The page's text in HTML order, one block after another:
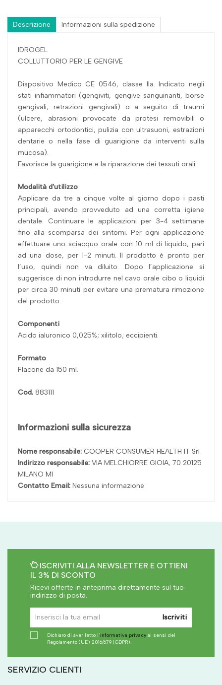
Descrizione Informazioni sulla spedizione
IDROGEL
COLLUTTORIO PER LE GENGIVE
Dispositivo Medico CE 0546, classe IIa. Indicato negli
stati infiammatori (gengiviti, gengive sanguinanti, borse
gengivali, retrazioni gengivali) o a seguito di traumi
(ulcere, abrasioni provocate da protesi removibili o
apparecchi ortodontici, pulizia con ultrasuoni, estrazioni
dentarie o nella fase di guarigione da interventi sulla
mucosa).
Favorisce la guarigione e la riparazione dei tessuti orali.
Modalità d'utilizzo
Applicare da tre a cinque volte al giorno dopo i pasti
principali, avendo provveduto ad una corretta igiene
dentale. Continuare le applicazioni per 3-4 settimane
fino alla scomparsa dei sintomi. Per ogni applicazione
effettuare uno sciacquo orale con 10 ml di liquido, pari
ad una dose, per 1-2 minuti. Il prodotto è pronto per
l’uso, quindi non va diluito. Dopo l’applicazione si
suggerisce di non introdurre nel cavo orale cibo o liquidi
per circa 30 minuti per evitare una prematura rimozione
del prodotto.
Componenti
Acido ialuronico 0,025%; xilitolo; eccipienti.
Formato
Flacone da 150 ml.
Cod. 883111
Informazioni sulla sicurezza
Nome responsabile: COOPER CONSUMER HEALTH IT Srl
Indirizzo responsabile: VIA MELCHIORRE GIOIA, 70 20125
MILANO MI
Contatto Email: Nessuna informazione
ISCRIVITI ALLA NEWSLETTER E OTTIENI
IL 3% DI SCONTO
Ricevi offerte in anteprima direttamente sul tuo
indirizzo di posta.
Iscriviti
Dichiaro di aver letto l'informativa privacy ai sensi del
Regolamento (UE) 2016/679 (GDPR).
SERVIZIO CLIENTI